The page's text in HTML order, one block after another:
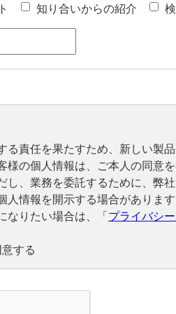
知り合いからの紹介
責任を果たすため、新しい製
の個人情報は、ご本人の同意
、業務を委託するために、弊
情報を開示する場合がありま
なりたい場合は、「プライバシ
する